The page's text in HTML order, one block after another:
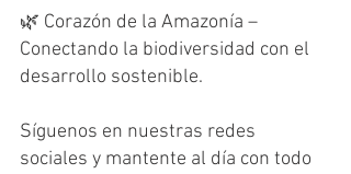
🌿 Corazón de la Amazonía –
Conectando la biodiversidad con el
desarrollo sostenible.
Síguenos en nuestras redes
sociales y mantente al día con todo